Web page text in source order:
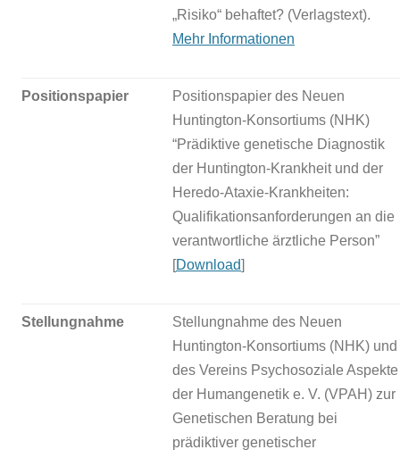
„Risiko“ behaftet? (Verlagstext).
Mehr Informationen
Positionspapier
Positionspapier des Neuen
Huntington-Konsortiums (NHK)
“Prädiktive genetische Diagnostik
der Huntington-Krankheit und der
Heredo-Ataxie-Krankheiten:
Qualifikationsanforderungen an die
verantwortliche ärztliche Person”
Download
Stellungnahme
Stellungnahme des Neuen
Huntington-Konsortiums (NHK) und
des Vereins Psychosoziale Aspekte
der Humangenetik e. V. (VPAH) zur
Genetischen Beratung bei
prädiktiver genetischer